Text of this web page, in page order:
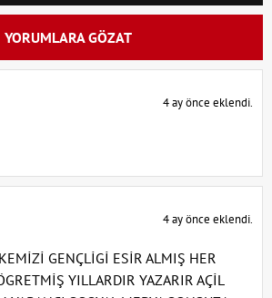
YORUMLARA GÖZAT
4 ay önce eklendi.
4 ay önce eklendi.
GENÇLİGİ ESİR ALMIŞ HER
YILLARDIR YAZARIR AÇİL